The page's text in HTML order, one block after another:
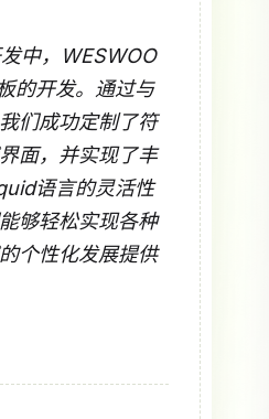
中，WESWOO
的开发。通过与
们成功定制了符
面，并实现了丰
语言的灵活性
够轻松实现各种
个性化发展提供